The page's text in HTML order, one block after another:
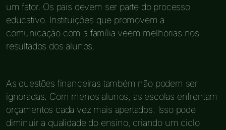
um fator. Os pais devem ser parte do processo
educativo. Instituições que promovem a
comunicação com a família veem melhorias nos
resultados dos alunos.
As questões financeiras também não podem ser
ignoradas. Com menos alunos, as escolas enfrentam
orçamentos cada vez mais apertados. Isso pode
diminuir a qualidade do ensino, criando um ciclo